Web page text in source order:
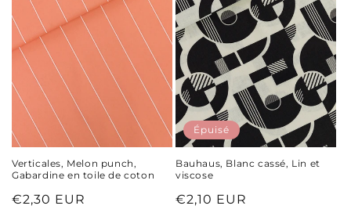
Verticales, Melon punch,
Gabardine en toile de coton
Prix
€2,30 EUR
Épuisé
Bauhaus, Blanc cassé, Lin et
viscose
Prix
€2,10 EUR